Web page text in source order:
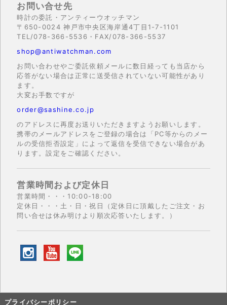
お問い合せ先
時計の委託・アンティーウオッチマン
〒650-0024 神戸市中央区海岸通4丁目1-7-1101
TEL/078-366-5536・FAX/078-366-5537
shop@antiwatchman.com
お問い合わせやご委託依頼メールに数日経っても当店から
応答がない場合は正常に送受信されていない可能性があり
ます。
大変お手数ですが
order@sashine.co.jp
のアドレスに再度お送りいただきますようお願いします。
携帯のメールアドレスをご登録の場合は「PC等からのメー
ルの受信拒否設定」によって返信を受信できない場合があ
ります。設定をご確認ください。
営業時間および定休日
営業時間・・・10:00-18:00
定休日・・・土・日・祝日（定休日に頂戴したご注文・お
問い合せは休み明けより順次応答いたします。）
プライバシーポリシー